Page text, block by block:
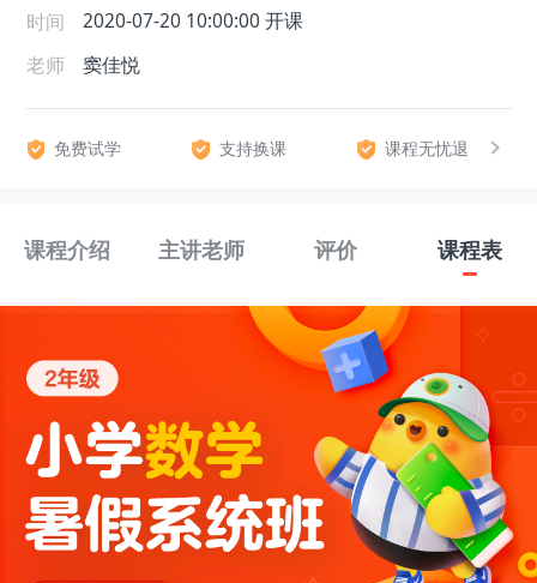
时间 2020-07-20 10:00:00 开课
老师
窦佳悦
免费试学 支持换课 课程无忧退
课程介绍 主讲老师 评价 课程表